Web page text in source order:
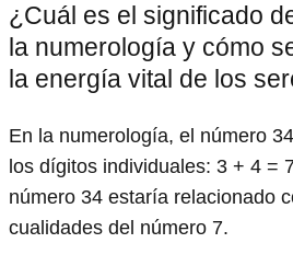
¿Cuál es el significado
la numerología y cómo
la energía vital de los
En la numerología, el número
los dígitos individuales: 3 + 4 =
número 34 estaría relacionado
cualidades del número 7.